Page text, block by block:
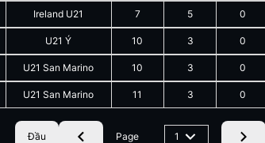
Ireland U21 7 5 0
U21 Ý 10 3 0
U21 San Marino 10 3 0
U21 San Marino 11 3 0
Đầu Page 1